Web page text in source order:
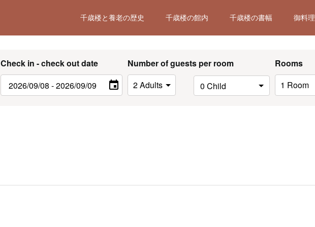
千歳楼と養老の歴史 千歳楼の館内 千歳楼の書幅 御料理
Check in - check out date Number of guests per room Rooms